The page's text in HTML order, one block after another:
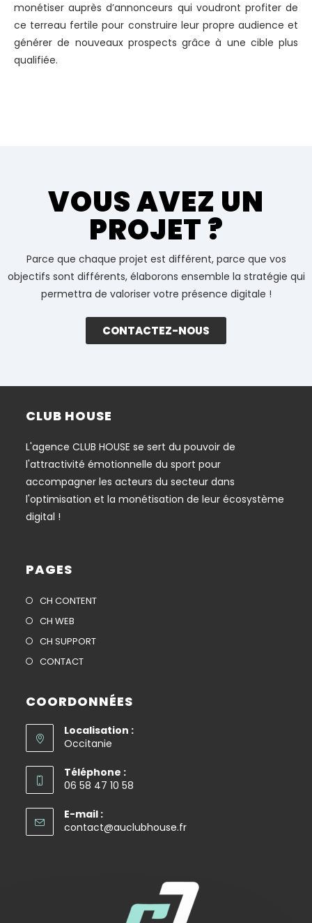
monétiser auprès d’annonceurs qui voudront profiter de
ce terreau fertile pour construire leur propre audience et
générer de nouveaux prospects grâce à une cible plus
qualifiée.
VOUS AVEZ UN
PROJET ?
Parce que chaque projet est différent, parce que vos
objectifs sont différents, élaborons ensemble la stratégie qui
permettra de valoriser votre présence digitale !
CONTACTEZ-NOUS
CLUB HOUSE
L'agence CLUB HOUSE se sert du pouvoir de
l'attractivité émotionnelle du sport pour
accompagner les acteurs du secteur dans
l'optimisation et la monétisation de leur écosystème
digital !
PAGES
CH CONTENT
CH WEB
CH SUPPORT
CONTACT
COORDONNÉES
Localisation :
Occitanie
Téléphone :
06 58 47 10 58
E-mail :
contact@auclubhouse.fr